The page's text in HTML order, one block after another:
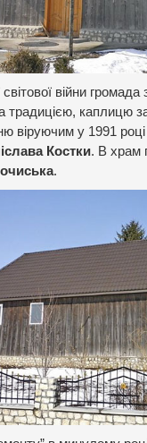
війни
традицією, каплицю
віруючим у 1991 році
Костки. В храм
.